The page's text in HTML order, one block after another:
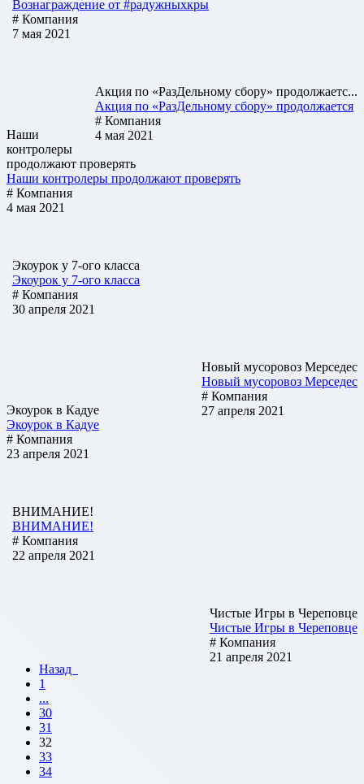
Вознаграждение от #радужныхкры
# Компания
7 мая 2021
Акция по «РазДельному сбору» продолжаетс...
Акция по «РазДельному сбору» продолжается
# Компания
4 мая 2021
Наши
контролеры
продолжают проверять
Наши контролеры продолжают проверять
# Компания
4 мая 2021
Экоурок у 7-ого класса
Экоурок у 7-ого класса
# Компания
30 апреля 2021
Новый мусоровоз Мерседес
Новый мусоровоз Мерседес
# Компания
27 апреля 2021
Экоурок в Кадуе
Экоурок в Кадуе
# Компания
23 апреля 2021
ВНИМАНИЕ!
ВНИМАНИЕ!
# Компания
22 апреля 2021
Чистые Игры в Череповце
Чистые Игры в Череповце
# Компания
21 апреля 2021
Назад
1
...
30
31
32
33
34